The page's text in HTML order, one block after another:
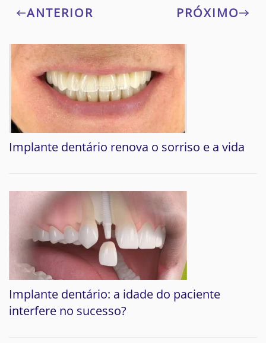
ANTERIOR PRÓXIMO
Implante dentário renova o sorriso e a vida
Implante dentário: a idade do paciente
interfere no sucesso?